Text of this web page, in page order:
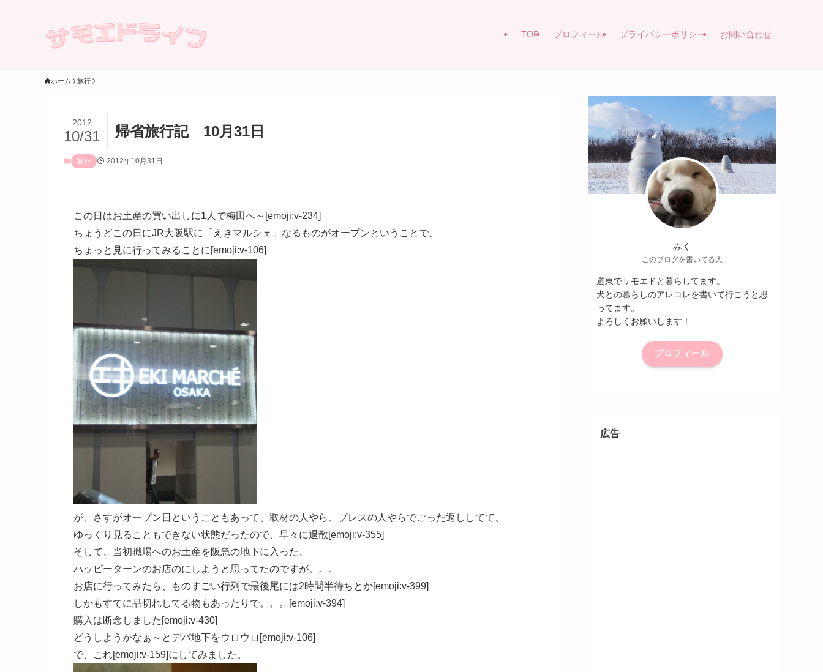
TOP プロフィール プライバシーポリシー お問い合わせ
ホーム 旅行
帰省旅行記 10月31日
2012
10/31
旅行 2012年10月31日
この日はお土産の買い出しに1人で梅田へ～[emoji:v-234]
ちょうどこの日にJR大阪駅に「えきマルシェ」なるものがオープンということで、
ちょっと見に行ってみることに[emoji:v-106]
が、さすがオープン日ということもあって、取材の人やら、プレスの人やらでごった返ししてて、
ゆっくり見ることもできない状態だったので、早々に退散[emoji:v-355]
そして、当初職場へのお土産を阪急の地下に入った、
ハッピーターンのお店のにしようと思ってたのですが。。。
お店に行ってみたら、ものすごい行列で最後尾には2時間半待ちとか[emoji:v-399]
しかもすでに品切れしてる物もあったりで。。。[emoji:v-394]
購入は断念しました[emoji:v-430]
どうしようかなぁ～とデパ地下をウロウロ[emoji:v-106]
で、これ[emoji:v-159]にしてみました。
みく
このブログを書いてる人
道東でサモエドと暮らしてます。
犬との暮らしのアレコレを書いて行こうと思
ってます。
よろしくお願いします！
プロフィール
広告